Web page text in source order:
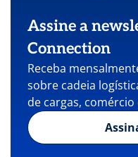
Assine a
Connection
Receba
sobre cadeia
de cargas,